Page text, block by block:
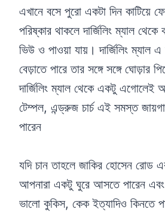
এখানে বসে পুরো একটা দিন কাটিয়ে
পরিষ্কার থাকলে দার্জিলিং ম্যাল
ভিউ ও পাওয়া যায়। দার্জিলিং ম্যাল এ
বেড়াতে পারে তার সঙ্গে সঙ্গে ঘোড়ার
দার্জিলিং ম্যাল থেকে একটু এগোলেই
টেম্পল, এন্ড্রুজ চার্চ এই সমস্ত
পারেন
যদি চান তাহলে জাকির হোসেন রোড
আপনারা একটু ঘুরে আসতে পারেন এবং
ভালো কুকিস, কেক ইত্যাদিও কিনতে